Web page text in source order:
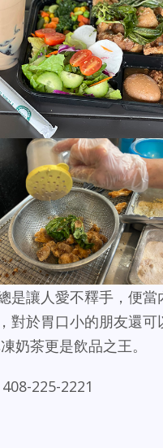
是讓人愛不釋手，便當
對於胃口小的朋友還可
奶茶更是飲品之王。
225-2221